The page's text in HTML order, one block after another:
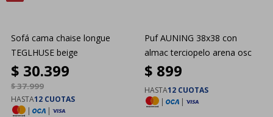
Sofá cama chaise longue
TEGLHUSE beige
$ 30.399
$37.999
HASTA12 CUOTAS
|
|
Puf AUNING 38x38 con
almac terciopelo arena osc
$ 899
HASTA12 CUOTAS
|
|